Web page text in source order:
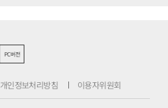
PC버전
개인정보처리방침 이용자위원회